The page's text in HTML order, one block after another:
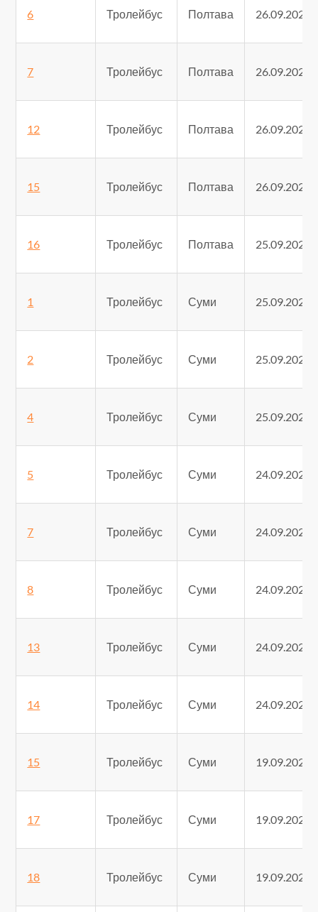
6 Тролейбус Полтава 26.09.2025
7 Тролейбус Полтава 26.09.2025
12 Тролейбус Полтава 26.09.2025
15 Тролейбус Полтава 26.09.2025
16 Тролейбус Полтава 25.09.2025
1 Тролейбус Суми 25.09.2025
2 Тролейбус Суми 25.09.2025
4 Тролейбус Суми 25.09.2025
5 Тролейбус Суми 24.09.2025
7 Тролейбус Суми 24.09.2025
8 Тролейбус Суми 24.09.2025
13 Тролейбус Суми 24.09.2025
14 Тролейбус Суми 24.09.2025
15 Тролейбус Суми 19.09.2025
17 Тролейбус Суми 19.09.2025
18 Тролейбус Суми 19.09.2025